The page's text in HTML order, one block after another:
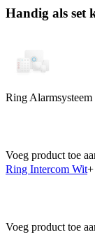
Handig als set
Ring
Voeg product toe
Ring Intercom Wit
Voeg product toe